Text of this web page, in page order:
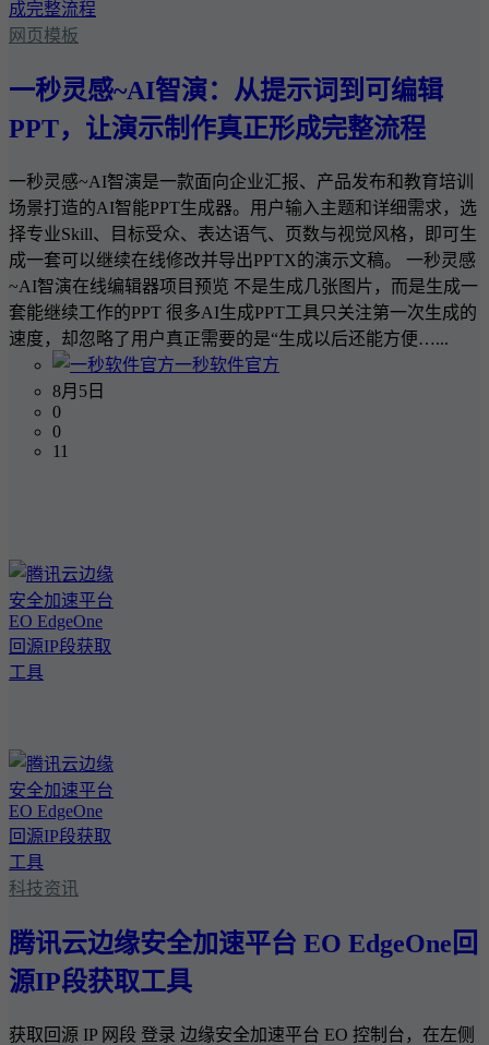
网页模板
一秒灵感~AI智演：从提示词到可编辑
PPT，让演示制作真正形成完整流程
一秒灵感~AI智演是一款面向企业汇报、产品发布和教育培训
场景打造的AI智能PPT生成器。用户输入主题和详细需求，选
择专业Skill、目标受众、表达语气、页数与视觉风格，即可生
成一套可以继续在线修改并导出PPTX的演示文稿。 一秒灵感
~AI智演在线编辑器项目预览 不是生成几张图片，而是生成一
套能继续工作的PPT 很多AI生成PPT工具只关注第一次生成的
速度，却忽略了用户真正需要的是“生成以后还能方便…...
一秒软件官方
8月5日
0
0
11
科技资讯
腾讯云边缘安全加速平台 EO EdgeOne回
源IP段获取工具
获取回源 IP 网段 登录 边缘安全加速平台 EO 控制台，在左侧